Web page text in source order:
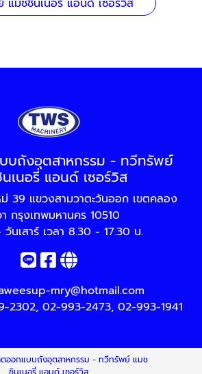
แมชชินเนอรี่ แอนด์ เซอร์วิส
บถังอุตสาหกรรม - ทวีทรัพย์
เนอรี่ แอนด์ เซอร์วิส
39 แขวงสามวาตะวันออก เขตคลอง
กรุงเทพมหานคร 10510
นเสาร์ เวลา 8.30 - 17.30 น.
mry@hotmail.com
2302, 02-993-2473, 02-993-1941
ออกแบบถังอุตสาหกรรม - ทวีทรัพย์ แมช